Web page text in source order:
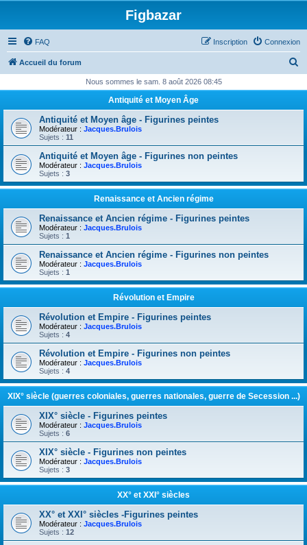
Figbazar
FAQ Connexion
Inscription
Accueil du forum
h
r
r
Nous sommes le sam. 8 août 2026 08:45
Antiquité et Moyen Âge
Antiquité et Moyen âge - Figurines peintes
Modérateur : Jacques.Brulois
Sujets : 11
Antiquité et Moyen âge - Figurines non peintes
Modérateur : Jacques.Brulois
Sujets : 3
Renaissance et Ancien régime
Renaissance et Ancien régime - Figurines peintes
Modérateur : Jacques.Brulois
Sujets : 1
Renaissance et Ancien régime - Figurines non peintes
Modérateur : Jacques.Brulois
Sujets : 1
Révolution et Empire
Révolution et Empire - Figurines peintes
Modérateur : Jacques.Brulois
Sujets : 4
Révolution et Empire - Figurines non peintes
Modérateur : Jacques.Brulois
Sujets : 4
XIX° siècle (guerres coloniales, guerres nationales, guerre de Secession ...)
XIX° siècle - Figurines peintes
Modérateur : Jacques.Brulois
Sujets : 6
XIX° siècle - Figurines non peintes
Modérateur : Jacques.Brulois
Sujets : 3
XX° et XXI° siècles
XX° et XXI° siècles -Figurines peintes
Modérateur : Jacques.Brulois
Sujets : 12